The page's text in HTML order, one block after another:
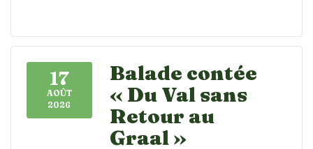
17
AOÛT
2026
Balade contée
« Du Val sans
Retour au
Graal »